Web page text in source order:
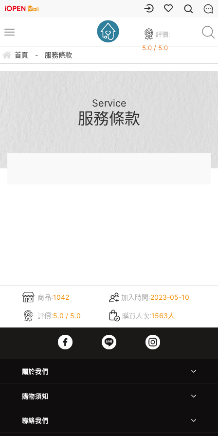
評價:
5.0 / 5.0
首頁 - 服務條款
Service
服務條款
商品:1042 加入時間:2023-05-10
評價:5.0 / 5.0 購買人次:1563人
關於我們
購物須知
聯絡我們